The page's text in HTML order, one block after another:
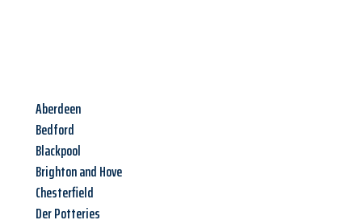
Aberdeen
Bedford
Blackpool
Brighton and Hove
Chesterfield
Der Potteries